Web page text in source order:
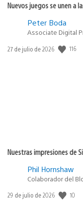
Nuevos juegos se unen a
Peter Boda
Associate Digital
Fecha
27 de julio de 2026 116
Nuestras impresiones de
Phil Hornshaw
Colaborador del
Fecha
29 de julio de 2026 10